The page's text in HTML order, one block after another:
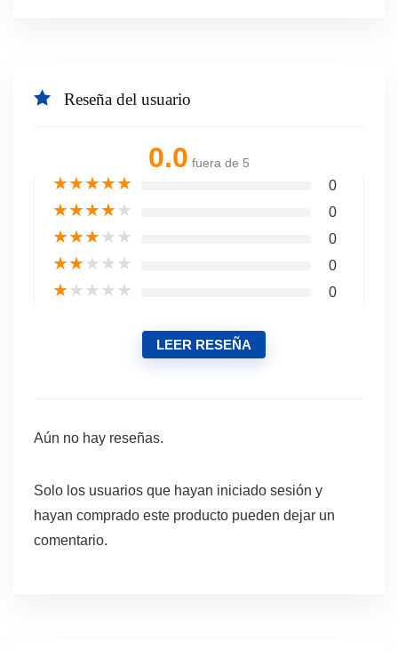
Reseña del usuario
0.0 fuera de 5
★★★★★ 0
★★★★★ 0
★★★★★ 0
★★★★★ 0
★★★★★ 0
LEER RESEÑA
Aún no hay reseñas.
Solo los usuarios que hayan iniciado sesión y
hayan comprado este producto pueden dejar un
comentario.